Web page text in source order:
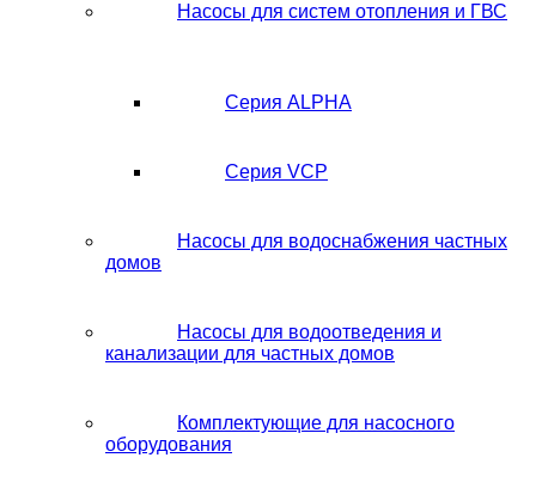
Насосы для систем отопления и ГВС
Серия ALPHA
Серия VCP
Насосы для водоснабжения частных
домов
Насосы для водоотведения и
канализации для частных домов
Комплектующие для насосного
оборудования